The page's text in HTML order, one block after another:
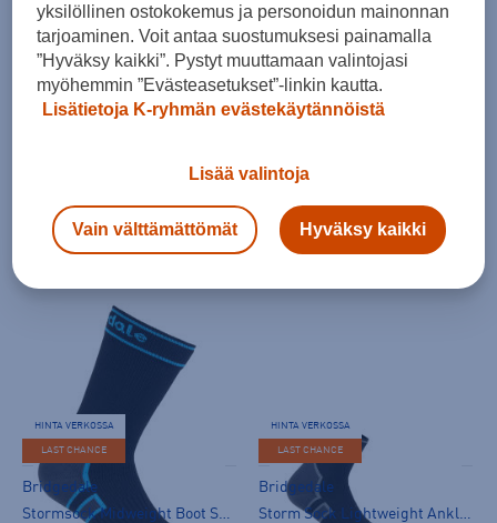
(0)
Bridgedale
(6)
HINTA VERKOSSA
LAST CHANCE
Bridgedale
Stormsock Midweight Boot Socks - nilkkasukat
HINTA VERKOSSA
LAST CHANCE
Bridgedale
Storm Sock Lightweight Ankle Socks - nilkkasukat
yksilöllinen ostokokemus ja personoidun mainonnan
tarjoaminen. Voit antaa suostumuksesi painamalla
”Hyväksy kaikki”. Pystyt muuttamaan valintojasi
myöhemmin ”Evästeasetukset”-linkin kautta.
Lisätietoja K-ryhmän evästekäytännöistä
Lisää valintoja
Vain välttämättömät Hyväksy kaikki